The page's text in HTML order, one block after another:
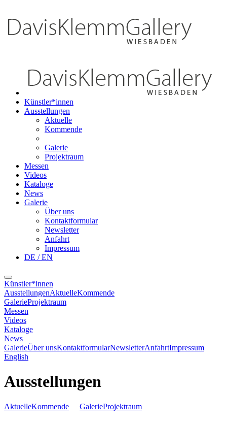
Künstler*innen
Ausstellungen
Aktuelle
Kommende
Galerie
Projektraum
Messen
Videos
Kataloge
News
Galerie
Über uns
Kontaktformular
Newsletter
Anfahrt
Impressum
DE / EN
Künstler*innen
AusstellungenAktuelleKommende
GalerieProjektraum
Messen
Videos
Kataloge
News
GalerieÜber unsKontaktformularNewsletterAnfahrtImpressum
English
Ausstellungen
AktuelleKommende GalerieProjektraum